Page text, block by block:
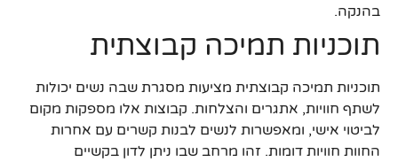
בהנקה.
תוכניות תמיכה קבוצתית
תוכניות תמיכה קבוצתית מציעות מסגרת שבה נשים יכולות
לשתף חוויות, אתגרים והצלחות. קבוצות אלו מספקות מקום
לביטוי אישי, ומאפשרות לנשים לבנות קשרים עם אחרות
החוות חוויות דומות. זהו מרחב שבו ניתן לדון בקשיים